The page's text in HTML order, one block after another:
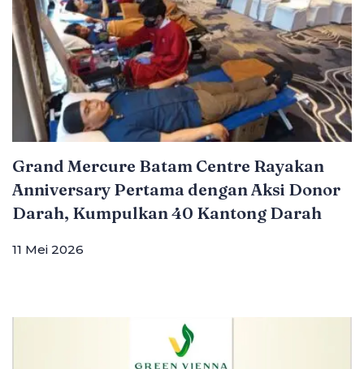
Grand Mercure Batam Centre Rayakan
Anniversary Pertama dengan Aksi Donor
Darah, Kumpulkan 40 Kantong Darah
11 Mei 2026